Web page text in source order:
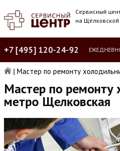
Сервисный
на Щёлковской
+7 [495] 120-24-92
| Мастер по ремонту
Мастер по ремонту
метро Щелковская